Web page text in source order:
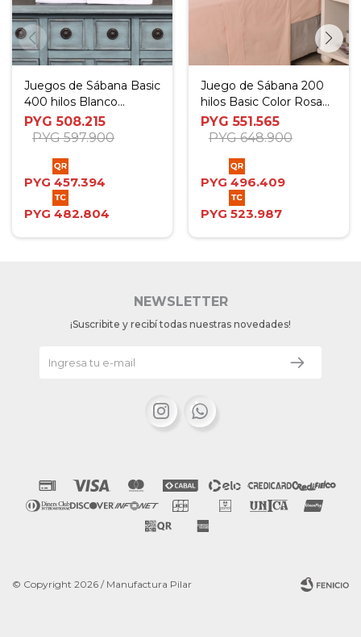
Juegos de Sábana Basic
400 hilos Blanco
(Bordado Blanco) - Twin
PYG 508.215
PYG 597.900
PYG 457.394
PYG 482.804
Juego de Sábana 200
hilos Basic Color Rosa
(Altura del Colchón: 30
cm) - King
PYG 551.565
PYG 648.900
PYG 496.409
PYG 523.987
NEWSLETTER
¡Suscribite y recibí todas nuestras novedades!
 
© Copyright 2026 / Manufactura Pilar